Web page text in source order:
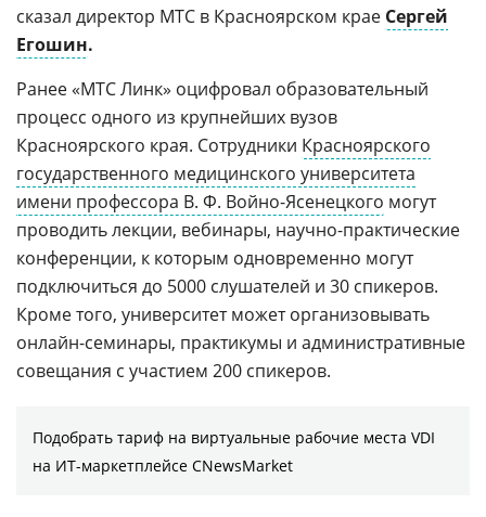
сказал директор МТС в Красноярском крае Сергей
Егошин.
Ранее «МТС Линк» оцифровал образовательный
процесс одного из крупнейших вузов
Красноярского края. Сотрудники Красноярского
государственного медицинского университета
имени профессора В. Ф. Войно-Ясенецкого могут
проводить лекции, вебинары, научно-практические
конференции, к которым одновременно могут
подключиться до 5000 слушателей и 30 спикеров.
Кроме того, университет может организовывать
онлайн-семинары, практикумы и административные
совещания с участием 200 спикеров.
Подобрать тариф на виртуальные рабочие места VDI
на ИТ-маркетплейсе CNewsMarket